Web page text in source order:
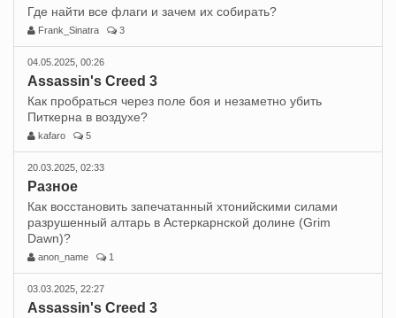
Где найти все флаги и зачем их собирать?
Frank_Sinatra 3
04.05.2025, 00:26
Assassin's Creed 3
Как пробраться через поле боя и незаметно убить
Питкерна в воздухе?
kafaro 5
20.03.2025, 02:33
Разное
Как восстановить запечатанный хтонийскими силами
разрушенный алтарь в Астеркарнской долине (Grim
Dawn)?
anon_name 1
03.03.2025, 22:27
Assassin's Creed 3